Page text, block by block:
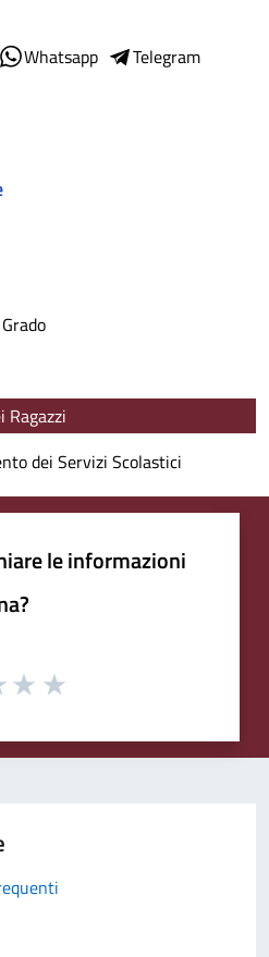
Whatsapp
Telegram
Ragazzi
dei Servizi Scolastici
le informazioni